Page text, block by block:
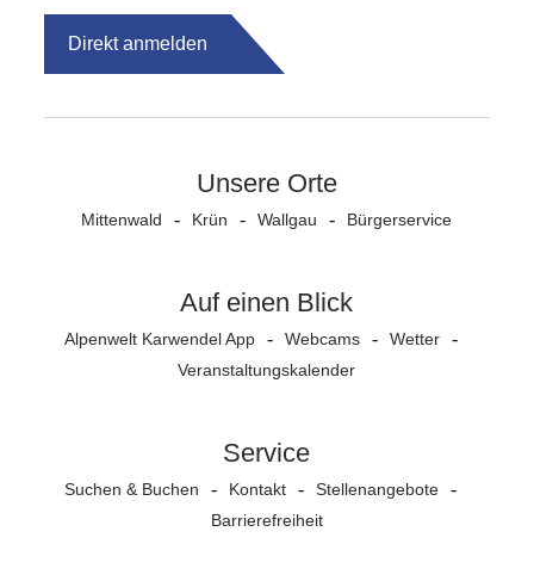
Direkt anmelden
Unsere Orte
Mittenwald Krün Wallgau Bürgerservice
Auf einen Blick
Alpenwelt Karwendel App Webcams
Wetter
Veranstaltungs­kalender
Service
Suchen & Buchen Kontakt
Stellenangebote
Barrierefreiheit